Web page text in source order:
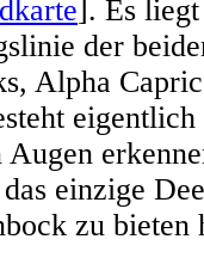
]. Es
der
Alpha
einzige
zu bieten